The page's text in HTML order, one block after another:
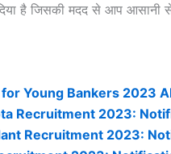
है जिसकी मदद से आप
Young Bankers 2023
Recruitment 2023:
Recruitment 2023: